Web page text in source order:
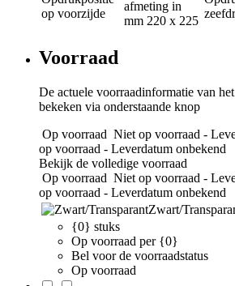
op voorzijde
afmeting in
mm 220 x 225
Voorraad
De actuele voorraadinformatie van
bekeken via onderstaande knop
Op voorraad Niet op voorraad -
op voorraad - Leverdatum onbekend
Bekijk de volledige voorraad
Op voorraad Niet op voorraad -
op voorraad - Leverdatum onbekend
Zwart/
{0} stuks
Op voorraad per {0}
Bel voor de voorraadstatus
Op voorraad